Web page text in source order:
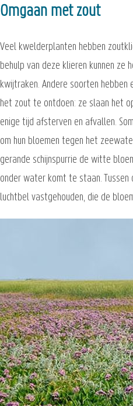
Omgaan met zout
Veel kwelderplanten hebben
behulp van deze klieren kunnen
kwijtraken. Andere soorten hebben
het zout te ontdoen: ze slaan het
enige tijd afsterven en afvallen.
om hun bloemen tegen het
gerande schijnspurrie de witte
onder water komt te staan.
luchtbel vastgehouden, die de